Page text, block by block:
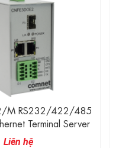
M RS232/422/485
Terminal Server
Liên hệ